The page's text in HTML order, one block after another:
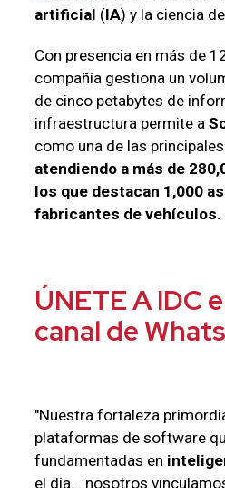
artificial (IA) y la ciencia
Con presencia en más de
compañía gestiona un
de cinco petabytes de
infraestructura permite a
como una de las
atendiendo a más de
los que destacan 1,000
fabricantes de vehículos.
ÚNETE A IDC
canal de
"Nuestra fortaleza
plataformas de software
fundamentadas en
el día... nosotros